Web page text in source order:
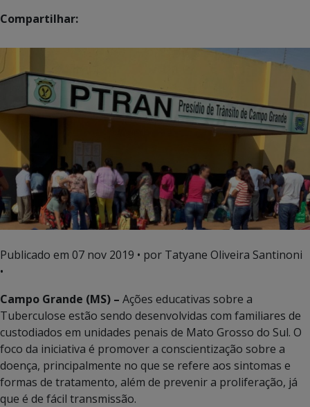
Compartilhar:
Publicado em 07 nov 2019 • por Tatyane Oliveira Santinoni
•
Campo Grande (MS) – Ações educativas sobre a
Tuberculose estão sendo desenvolvidas com familiares de
custodiados em unidades penais de Mato Grosso do Sul. O
foco da iniciativa é promover a conscientização sobre a
doença, principalmente no que se refere aos sintomas e
formas de tratamento, além de prevenir a proliferação, já
que é de fácil transmissão.